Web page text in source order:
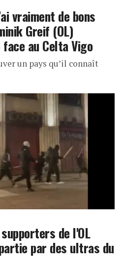
vraiment de bons
Greif (OL)
au Celta Vigo
un pays qu’il connaît
de l'OL
par des ultras du